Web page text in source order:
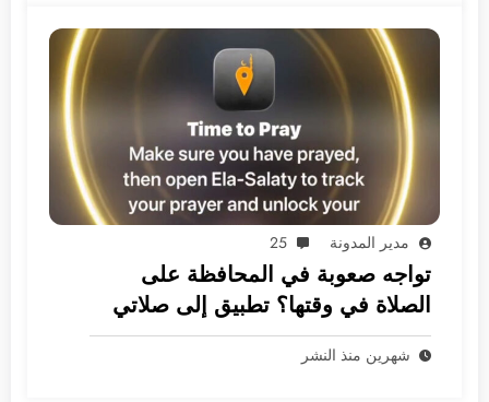
مدير المدونة 25
تواجه صعوبة في المحافظة على
الصلاة في وقتها؟ تطبيق إلى صلاتي
هو الحل
شهرين منذ النشر